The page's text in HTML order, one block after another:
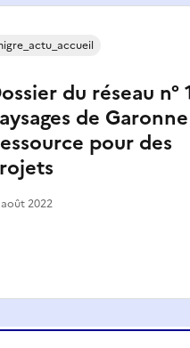
du réseau n°
de
pour des
2022